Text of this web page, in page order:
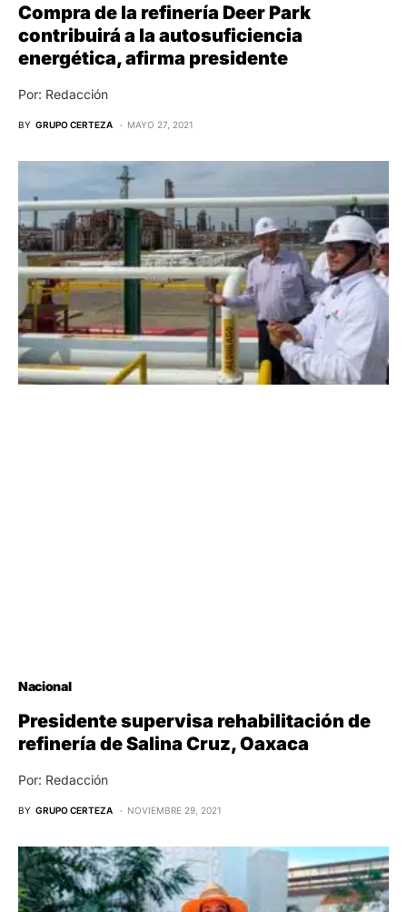
Compra de la refinería Deer Park
contribuirá a la autosuficiencia
energética, afirma presidente
Por: Redacción
BY GRUPO CERTEZA MAYO 27, 2021
Nacional
Presidente supervisa rehabilitación de
refinería de Salina Cruz, Oaxaca
Por: Redacción
BY GRUPO CERTEZA NOVIEMBRE 29, 2021